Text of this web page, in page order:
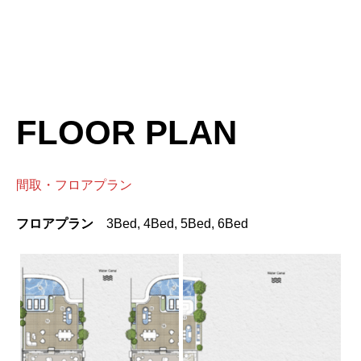
FLOOR PLAN
間取・フロアプラン
フロアプラン 3Bed, 4Bed, 5Bed, 6Bed